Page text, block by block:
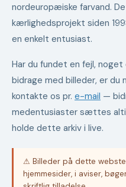
nordeuropæiske farvand.
kærlighedsprojekt siden
en enkelt entusiast.
Har du fundet en fejl,
bidrage med billeder, er
kontakte os pr. e-mail —
medentusiaster sættes
holde dette arkiv i live.
⚠ Billeder på dette
hjemmesider, i aviser,